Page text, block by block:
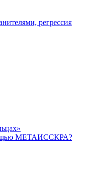
регрессия
МЕТАИССКРА?